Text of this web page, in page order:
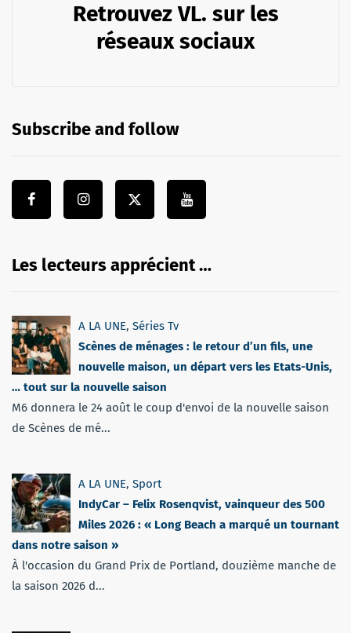
Retrouvez VL. sur les
réseaux sociaux
Subscribe and follow
Les lecteurs apprécient …
A LA UNE, Séries Tv
Scènes de ménages : le retour d’un fils, une
nouvelle maison, un départ vers les Etats-Unis,
… tout sur la nouvelle saison
M6 donnera le 24 août le coup d'envoi de la nouvelle saison
de Scènes de mé...
A LA UNE, Sport
IndyCar – Felix Rosenqvist, vainqueur des 500
Miles 2026 : « Long Beach a marqué un tournant
dans notre saison »
À l'occasion du Grand Prix de Portland, douzième manche de
la saison 2026 d...